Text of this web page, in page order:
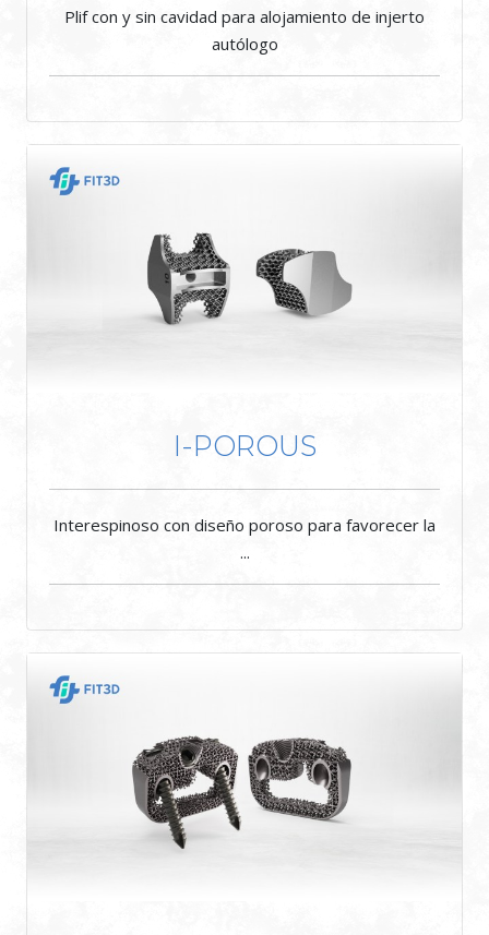
Plif con y sin cavidad para alojamiento de injerto
autólogo
I-POROUS
Interespinoso con diseño poroso para favorecer la
...